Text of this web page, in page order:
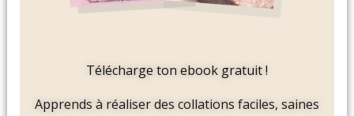
Télécharge ton ebook gratuit !
Apprends à réaliser des collations faciles, saines